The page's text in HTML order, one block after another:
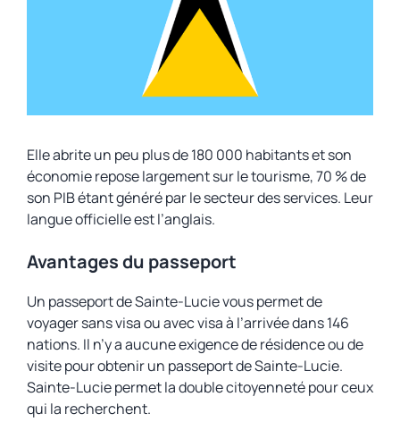
Elle abrite un peu plus de 180 000 habitants et son
économie repose largement sur le tourisme, 70 % de
son PIB étant généré par le secteur des services. Leur
langue officielle est l’anglais.
Avantages du passeport
Un passeport de Sainte-Lucie vous permet de
voyager sans visa ou avec visa à l’arrivée dans 146
nations. Il n’y a aucune exigence de résidence ou de
visite pour obtenir un passeport de Sainte-Lucie.
Sainte-Lucie permet la double citoyenneté pour ceux
qui la recherchent.